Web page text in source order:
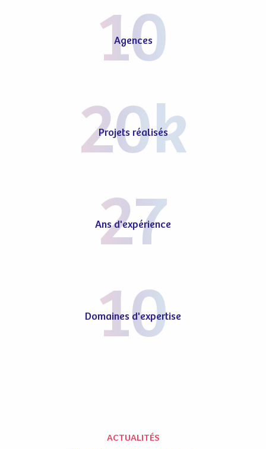
10
Agences
20k
Projets réalisés
27
Ans d'expérience
10
Domaines d'expertise
ACTUALITÉS